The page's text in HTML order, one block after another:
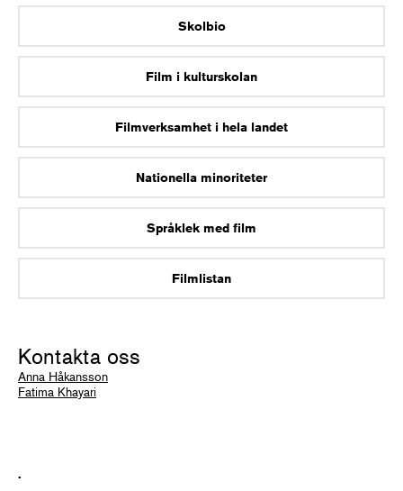
Skolbio
Film i kulturskolan
Filmverksamhet i hela landet
Nationella minoriteter
Språklek med film
Filmlistan
Kontakta oss
Anna Håkansson
Fatima Khayari
.